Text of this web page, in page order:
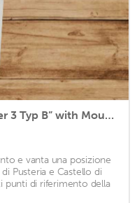
Comfortable Apartment “Treyer 3 Typ B” with Mountain View, Balcony & Garden
e vanta una posizione
Pusteria e Castello di
punti di riferimento della